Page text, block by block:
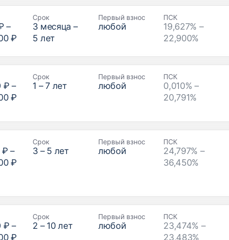
–
₽
Срок
3 месяца –
5 лет
Первый взнос
любой
ПСК
19,627% –
22,900%
₽ –
₽
Срок
1 –7лет
Первый взнос
любой
ПСК
0,010% –
20,791%
₽ –
₽
Срок
3 – 5 лет
Первый взнос
любой
ПСК
24,797% –
36,450%
₽ –
₽
Срок
2 – 10лет
Первый взнос
любой
ПСК
23,474% –
23,483%